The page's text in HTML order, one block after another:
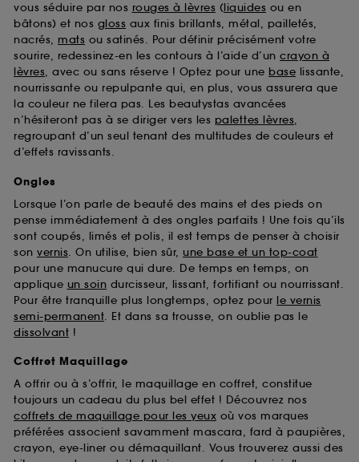
vous séduire par nos rouges à lèvres (liquides ou en
bâtons) et nos gloss aux finis brillants, métal, pailletés,
nacrés, mats ou satinés. Pour définir précisément votre
sourire, redessinez-en les contours à l’aide d’un crayon à
lèvres, avec ou sans réserve ! Optez pour une base lissante,
nourrissante ou repulpante qui, en plus, vous assurera que
la couleur ne filera pas. Les beautystas avancées
n’hésiteront pas à se diriger vers les palettes lèvres,
regroupant d’un seul tenant des multitudes de couleurs et
d’effets ravissants.
Ongles
Lorsque l’on parle de beauté des mains et des pieds on
pense immédiatement à des ongles parfaits ! Une fois qu’ils
sont coupés, limés et polis, il est temps de penser à choisir
son vernis. On utilise, bien sûr, une base et un top-coat
pour une manucure qui dure. De temps en temps, on
applique un soin durcisseur, lissant, fortifiant ou nourrissant.
Pour être tranquille plus longtemps, optez pour le vernis
semi-permanent. Et dans sa trousse, on oublie pas le
dissolvant !
Coffret Maquillage
A offrir ou à s’offrir, le maquillage en coffret, constitue
toujours un cadeau du plus bel effet ! Découvrez nos
coffrets de maquillage pour les yeux où vos marques
préférées associent savamment mascara, fard à paupières,
crayon, eye-liner ou démaquillant. Vous trouverez aussi des